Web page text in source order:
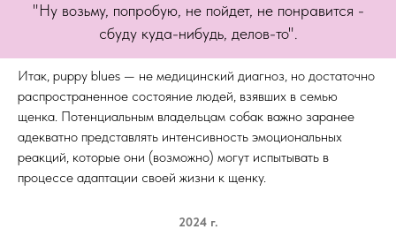
"Ну возьму, попробую, не пойдет, не понравится -
сбуду куда-нибудь, делов-то".
Итак, puppy blues — не медицинский диагноз, но достаточно
распространенное состояние людей, взявших в семью
щенка. Потенциальным владельцам собак важно заранее
адекватно представлять интенсивность эмоциональных
реакций, которые они (возможно) могут испытывать в
процессе адаптации своей жизни к щенку.
2024 г.